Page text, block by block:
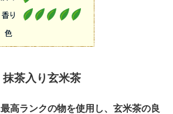
抹茶入り玄米茶
高ランクの物を使用し、玄米茶の良